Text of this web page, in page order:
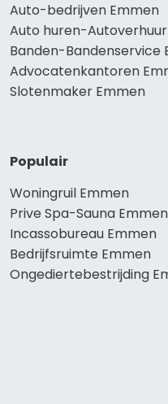
Auto-bedrijven Emmen
Auto huren-
Banden-Bandenservice
Advocatenkantoren
Slotenmaker Emmen
Populair
Woningruil Emmen
Prive Spa-Sauna Emmen
Incassobureau Emmen
Bedrijfsruimte Emmen
Ongediertebestrijding